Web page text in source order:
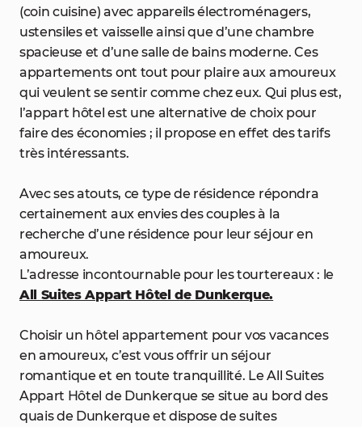
(coin cuisine) avec appareils électroménagers,
ustensiles et vaisselle ainsi que d’une chambre
spacieuse et d’une salle de bains moderne. Ces
appartements ont tout pour plaire aux amoureux
qui veulent se sentir comme chez eux. Qui plus est,
l’appart hôtel est une alternative de choix pour
faire des économies ; il propose en effet des tarifs
très intéressants.
Avec ses atouts, ce type de résidence répondra
certainement aux envies des couples à la
recherche d’une résidence pour leur séjour en
amoureux.
L’adresse incontournable pour les tourtereaux : le
All Suites Appart Hôtel de Dunkerque.
Choisir un hôtel appartement pour vos vacances
en amoureux, c’est vous offrir un séjour
romantique et en toute tranquillité. Le All Suites
Appart Hôtel de Dunkerque se situe au bord des
quais de Dunkerque et dispose de suites